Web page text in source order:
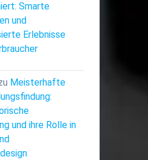
Smarte
und
Erlebnisse
Meisterhafte
und ihre Rolle in